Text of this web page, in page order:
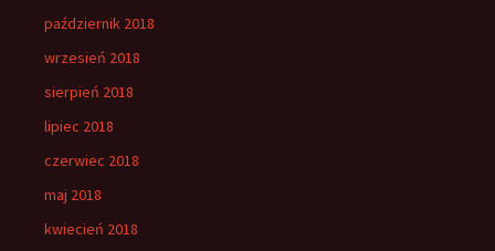
październik 2018
wrzesień 2018
sierpień 2018
lipiec 2018
czerwiec 2018
maj 2018
kwiecień 2018